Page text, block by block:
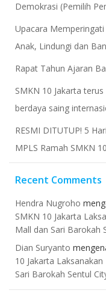
Demokrasi (Pemilih
Upacara Memperingati
Anak, Lindungi dan
Rapat Tahun Ajaran
​SMKN 10 Jakarta
berdaya saing
RESMI DITUTUP! 5
MPLS Ramah SMKN
Recent Comments
Hendra Nugroho
SMKN 10 Jakarta
Mall dan Sari Barokah
Dian Suryanto
10 Jakarta
Sari Barokah Sentul